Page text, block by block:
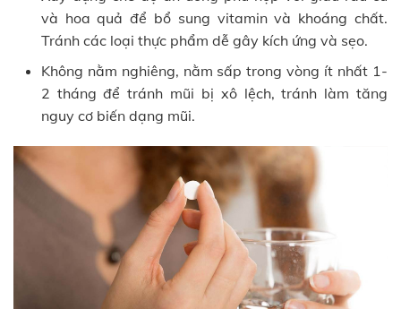
và hoa quả để bổ sung vitamin và khoáng chất.
Tránh các loại thực phẩm dễ gây kích ứng và sẹo.
Không nằm nghiêng, nằm sấp trong vòng ít nhất 1-
2 tháng để tránh mũi bị xô lệch, tránh làm tăng
nguy cơ biến dạng mũi.